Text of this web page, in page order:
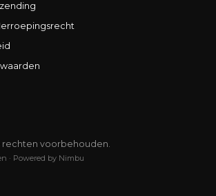
rechten voorbehouden.
· Powered by Nimbu